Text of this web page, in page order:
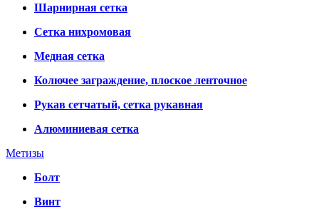
Шарнирная сетка
Сетка нихромовая
Медная сетка
Колючее заграждение, плоское ленточное
Рукав сетчатый, сетка рукавная
Алюминиевая сетка
Метизы
Болт
Винт